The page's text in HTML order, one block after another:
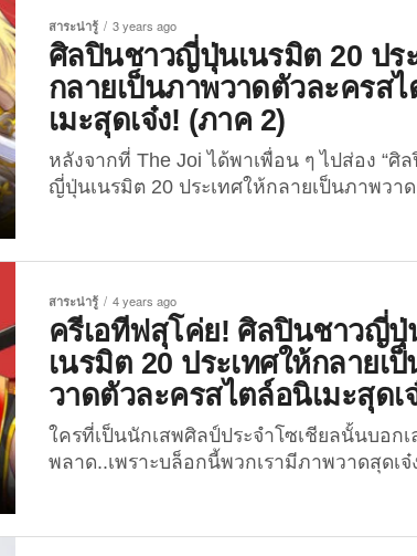
กรกฎาคม 2568 ซึ่งส่งผลให้มีทั้งทหารและพล
เสียชีวิตและได้รับบาดเจ็บจำนวนมาก หนึ่งใ
เหตุการณ์ที่สร้างแรงกระเพื่อมในระดับนาน
ภาพธงชาติไทยโบกสะบัดใจกลางไทม์สแคว
Square) นครนิวยอร์กในประเทศสหรัฐอเมริ
กับข้อความที่เห็นเด่นชัดว่า
และเบื้องหลังการแสดงออกอันกล้าหาญและ
สาระน่ารู้ 3 years ago
ศิลปินชาวญี่ปุ่นเนรมิต 20 ปร
กลายเป็นภาพวาดตัวละครส
เมะสุดเจ๋ง! (ภาค 2)
หลังจากที่ The Joi ได้พาเพื่อน ๆ ไปส่อง “ศิ
ญี่ปุ่นเนรมิต 20 ประเทศให้กลายเป็นภาพวา
พวกเราเลยจะพาเพื่อน ๆ ไปส่อง 20 ประเท
ชาวญี่ปุ่นเนรมิตให้กลายเป็นภาพวาดตัวละค
เมะสุดเจ๋ง! (ภาค 2) จากทาง World Flags
เช่นเคย ซึ่งโปรเจ็กต์ดังกล่าวนั้นเป็นโครงกา
ขึ้นเพื่อโปรโมตกีฬาโอลิมปิก ณ กรุงโตเกียว
สาระน่ารู้ 4 years ago
ครีเอทีฟสุโค่ย! ศิลปินชาวญี่ปุ่
เนรมิต 20 ประเทศให้กลายเ
วาดตัวละครสไตล์อนิเมะสุดเ
ใครที่เป็นนักเสพศิลป์ประจำโซเชียลนั้นบอกเ
พลาด..เพราะบล็อกนี้พวกเรามีภาพวาดสุดเจ๋
โครงการที่ถูกจัดขึ้นเพื่อโปรโมตกีฬาโอลิมปิ